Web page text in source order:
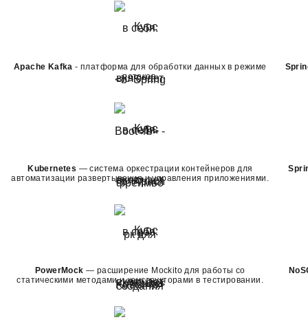
Apache Kafka - платформа для обработки данных в режиме
потоков.
Kubernetes — система оркестрации контейнеров для
автоматизации развертывания и управления приложениями.
PowerMock — расширение Mockito для работы со
статическими методами и конструкторами в тестировании.